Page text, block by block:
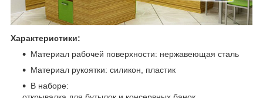
Характеристики:
Материал рабочей поверхности: нержавеющая сталь
Материал рукоятки: силикон, пластик
В наборе: